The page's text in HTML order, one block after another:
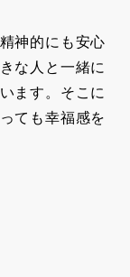
神的にも安心
な人と一緒に
ます。そこに
ても幸福感を